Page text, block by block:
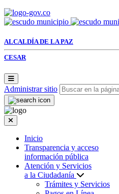
ALCALDÍA DE LA PAZ
CESAR
Administrar sitio
Inicio
Transparencia y acceso
información pública
Atención y Servicios
a la Ciudadanía
Trámites y Servicios